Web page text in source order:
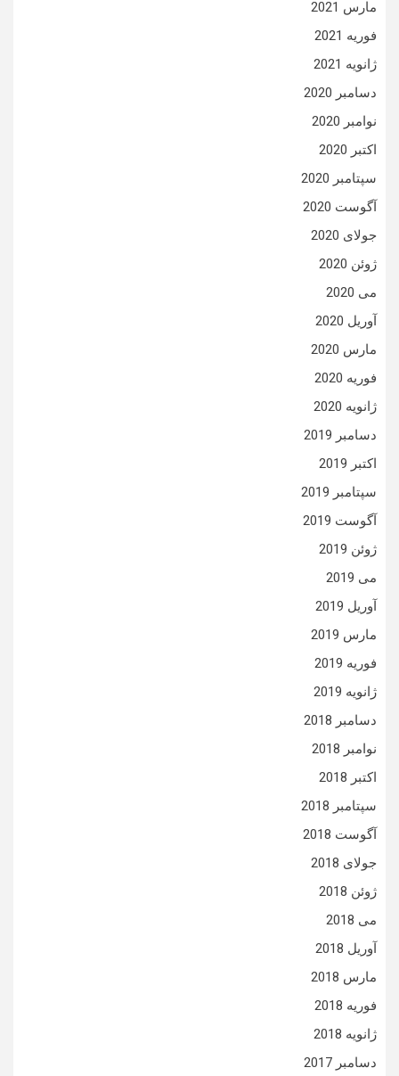
مارس 2021
فوریه 2021
ژانویه 2021
دسامبر 2020
نوامبر 2020
اکتبر 2020
سپتامبر 2020
آگوست 2020
جولای 2020
ژوئن 2020
می 2020
آوریل 2020
مارس 2020
فوریه 2020
ژانویه 2020
دسامبر 2019
اکتبر 2019
سپتامبر 2019
آگوست 2019
ژوئن 2019
می 2019
آوریل 2019
مارس 2019
فوریه 2019
ژانویه 2019
دسامبر 2018
نوامبر 2018
اکتبر 2018
سپتامبر 2018
آگوست 2018
جولای 2018
ژوئن 2018
می 2018
آوریل 2018
مارس 2018
فوریه 2018
ژانویه 2018
دسامبر 2017